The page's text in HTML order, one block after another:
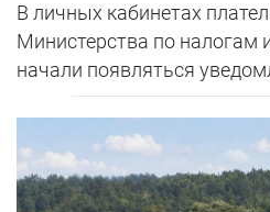
В личных кабинетах
Министерства по налогам
начали появляться